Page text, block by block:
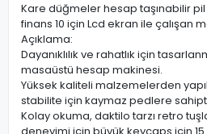
Kare düğmeler hesap taşınabilir
finans 10 için Lcd ekran ile çalışan
Açıklama:
Dayanıklılık ve rahatlık için
masaüstü hesap makinesi.
Yüksek kaliteli malzemelerden
stabilite için kaymaz pedlere
Kolay okuma, daktilo tarzı retro